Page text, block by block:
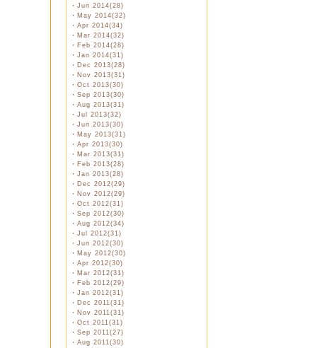
・ Jun 2014(28)
・ May 2014(32)
・ Apr 2014(34)
・ Mar 2014(32)
・ Feb 2014(28)
・ Jan 2014(31)
・ Dec 2013(28)
・ Nov 2013(31)
・ Oct 2013(30)
・ Sep 2013(30)
・ Aug 2013(31)
・ Jul 2013(32)
・ Jun 2013(30)
・ May 2013(31)
・ Apr 2013(30)
・ Mar 2013(31)
・ Feb 2013(28)
・ Jan 2013(28)
・ Dec 2012(29)
・ Nov 2012(29)
・ Oct 2012(31)
・ Sep 2012(30)
・ Aug 2012(34)
・ Jul 2012(31)
・ Jun 2012(30)
・ May 2012(30)
・ Apr 2012(30)
・ Mar 2012(31)
・ Feb 2012(29)
・ Jan 2012(31)
・ Dec 2011(31)
・ Nov 2011(31)
・ Oct 2011(31)
・ Sep 2011(27)
・ Aug 2011(30)